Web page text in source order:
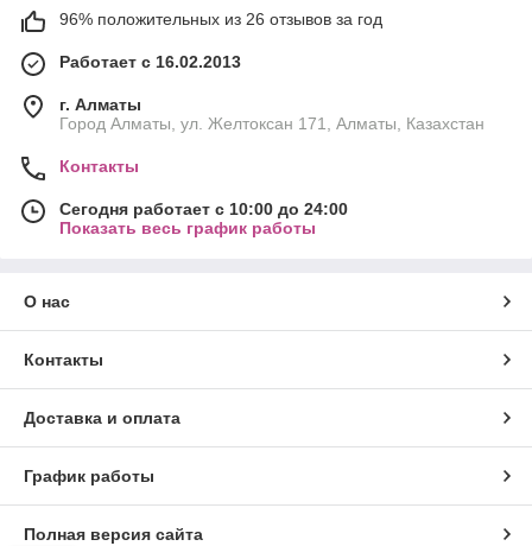
96% положительных из 26 отзывов за год
Работает с 16.02.2013
г. Алматы
Город Алматы, ул. Желтоксан 171, Алматы, Казахстан
Контакты
Сегодня работает с 10:00 до 24:00
Показать весь график работы
О нас
Контакты
Доставка и оплата
График работы
Полная версия сайта